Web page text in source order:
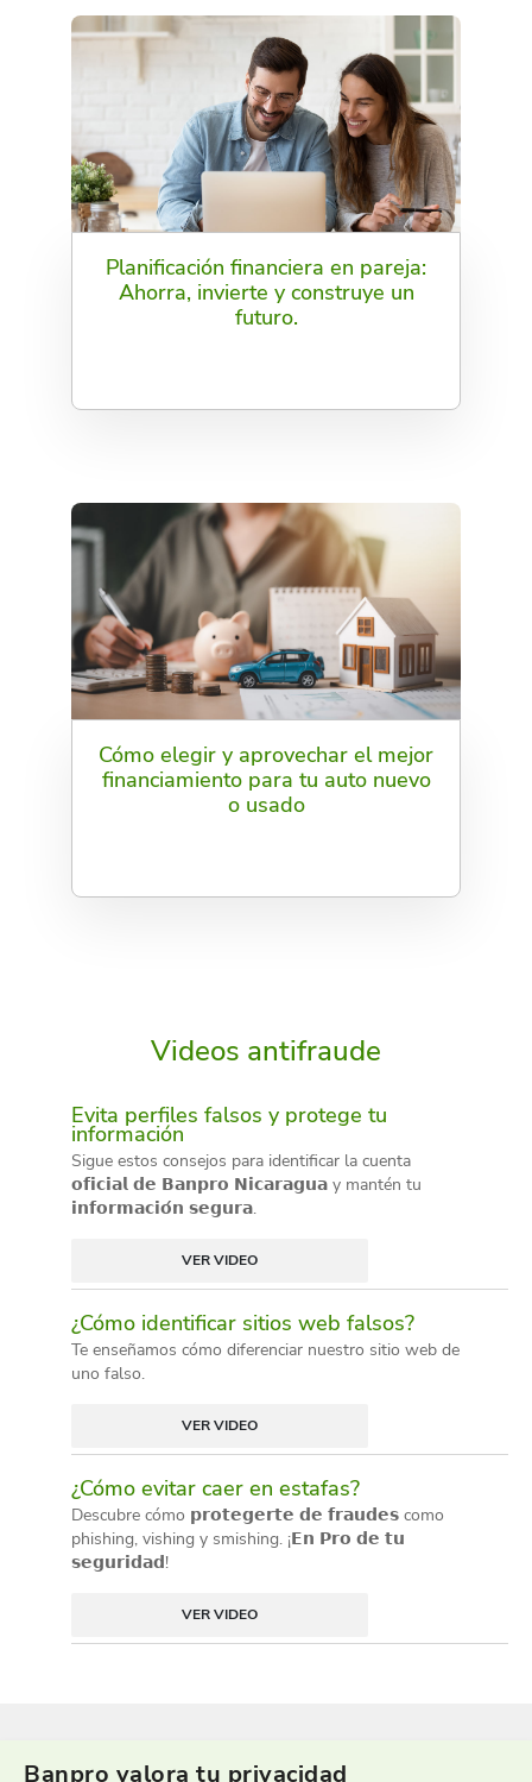
Planificación financiera en pareja:
Ahorra, invierte y construye un
futuro.
Cómo elegir y aprovechar el mejor
financiamiento para tu auto nuevo
o usado
Videos antifraude
Evita perfiles falsos y protege tu
información
Sigue estos consejos para identificar la cuenta
𝗼𝗳𝗶𝗰𝗶𝗮𝗹 𝗱𝗲 𝗕𝗮𝗻𝗽𝗿𝗼 𝗡𝗶𝗰𝗮𝗿𝗮𝗴𝘂𝗮 y mantén tu
𝗶𝗻𝗳𝗼𝗿𝗺𝗮𝗰𝗶𝗼́𝗻 𝘀𝗲𝗴𝘂𝗿𝗮.
VER VIDEO
¿Cómo identificar sitios web falsos?
Te enseñamos cómo diferenciar nuestro sitio web de
uno falso.
VER VIDEO
¿Cómo evitar caer en estafas?
Descubre cómo 𝗽𝗿𝗼𝘁𝗲𝗴𝗲𝗿𝘁𝗲 𝗱𝗲 𝗳𝗿𝗮𝘂𝗱𝗲𝘀 como
phishing, vishing y smishing. ¡𝗘𝗻 𝗣𝗿𝗼 𝗱𝗲 𝘁𝘂
𝘀𝗲𝗴𝘂𝗿𝗶𝗱𝗮𝗱!
VER VIDEO
Banpro valora tu privacidad